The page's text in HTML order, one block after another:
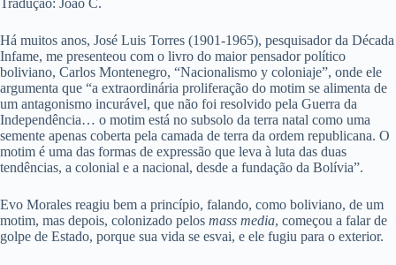
Tradução: João C.
Há muitos anos, José Luis Torres (1901-1965), pesquisador da Década
Infame, me presenteou com o livro do maior pensador político
boliviano, Carlos Montenegro, “Nacionalismo y coloniaje”, onde ele
argumenta que “a extraordinária proliferação do motim se alimenta de
um antagonismo incurável, que não foi resolvido pela Guerra da
Independência… o motim está no subsolo da terra natal como uma
semente apenas coberta pela camada de terra da ordem republicana. O
motim é uma das formas de expressão que leva à luta das duas
tendências, a colonial e a nacional, desde a fundação da Bolívia”.
Evo Morales reagiu bem a princípio, falando, como boliviano, de um
motim, mas depois, colonizado pelos mass media, começou a falar de
golpe de Estado, porque sua vida se esvai, e ele fugiu para o exterior.